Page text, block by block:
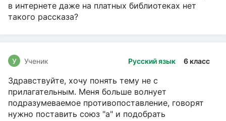
в интернете даже на платных библиотеках нет
такого рассказа?
Русский язык 6 класс
У Ученик
Здравствуйте, хочу понять тему не с
прилагательным. Меня больше волнует
подразумеваемое противопоставление, говорят
нужно поставить союз "а" и подобрать